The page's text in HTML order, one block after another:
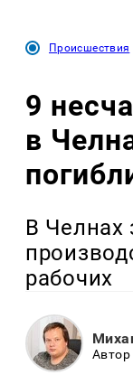
Происшествия
9
в
В Челнах
рабочих
Автор